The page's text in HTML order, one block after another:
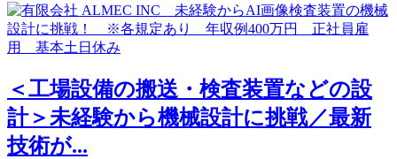
＜工場設備の搬送・検査装置などの設
計＞未経験から機械設計に挑戦／最新
技術が...